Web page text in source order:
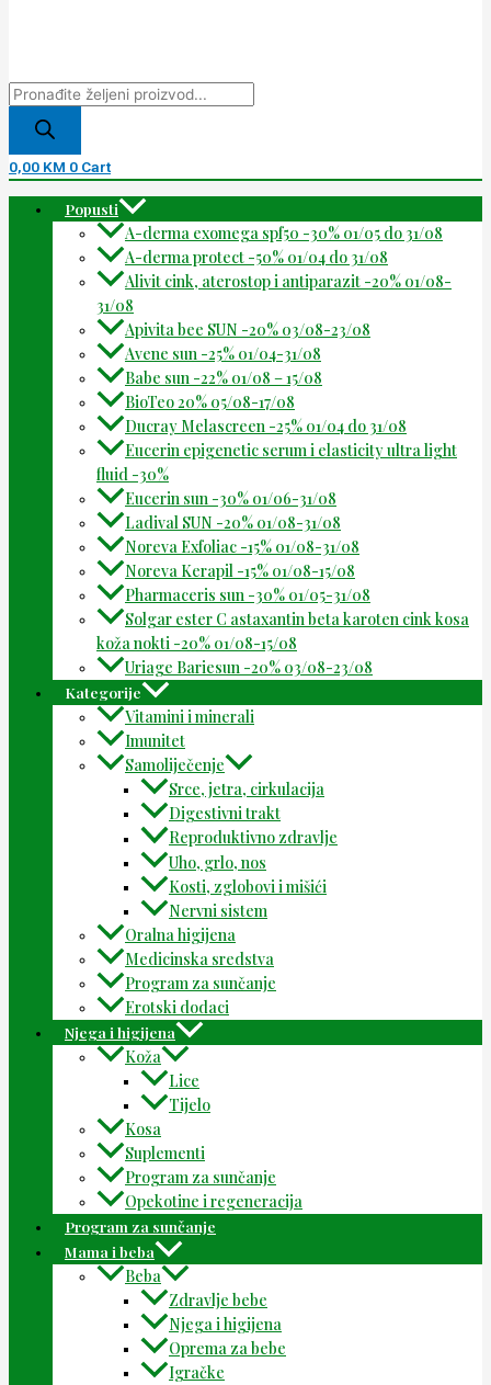
0,00 KM 0 Cart
Popusti
A-derma exomega spf50 -30% 01/05 do 31/08
A-derma protect -50% 01/04 do 31/08
Alivit cink, aterostop i antiparazit -20% 01/08-
31/08
Apivita bee SUN -20% 03/08-23/08
Avene sun -25% 01/04-31/08
Babe sun -22% 01/08 – 15/08
BioTeo 20% 05/08-17/08
Ducray Melascreen -25% 01/04 do 31/08
Eucerin epigenetic serum i elasticity ultra light
fluid -30%
Eucerin sun -30% 01/06-31/08
Ladival SUN -20% 01/08-31/08
Noreva Exfoliac -15% 01/08-31/08
Noreva Kerapil -15% 01/08-15/08
Pharmaceris sun -30% 01/05-31/08
Solgar ester C astaxantin beta karoten cink kosa
koža nokti -20% 01/08-15/08
Uriage Bariesun -20% 03/08-23/08
Kategorije
Vitamini i minerali
Imunitet
Samoliječenje
Srce, jetra, cirkulacija
Digestivni trakt
Reproduktivno zdravlje
Uho, grlo, nos
Kosti, zglobovi i mišići
Nervni sistem
Oralna higijena
Medicinska sredstva
Program za sunčanje
Erotski dodaci
Njega i higijena
Koža
Lice
Tijelo
Kosa
Suplementi
Program za sunčanje
Opekotine i regeneracija
Program za sunčanje
Mama i beba
Beba
Zdravlje bebe
Njega i higijena
Oprema za bebe
Igračke